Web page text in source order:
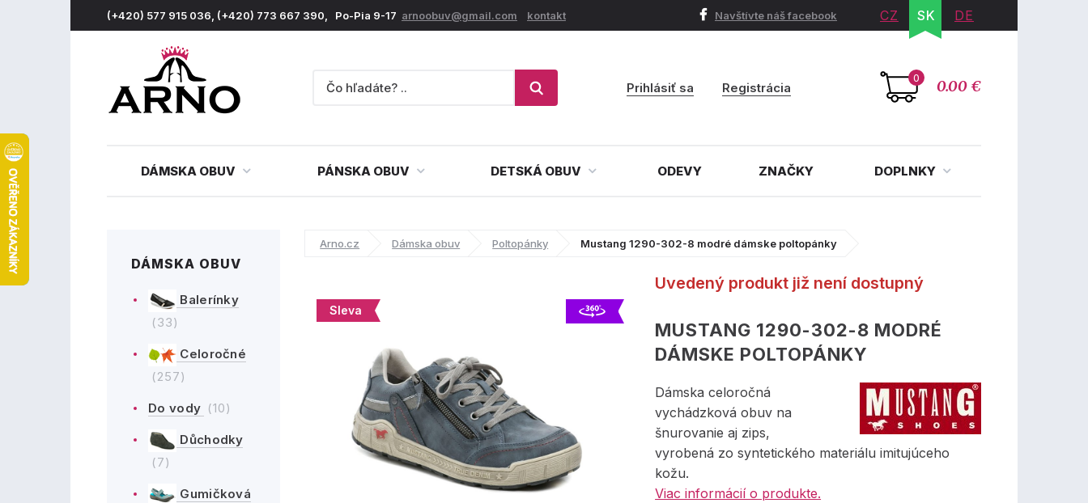
(+420) 577 915 036, (+420) 773 667 390, Po-Pia 9-17 arnoobuv@gmail.com kontakt Navštívte náš facebook CZ SK DE
0 0.00 €
Prihlásiť sa Registrácia
DÁMSKA OBUV PÁNSKA OBUV DETSKÁ OBUV ODEVY ZNAČKY DOPLNKY
DÁMSKA OBUV
Balerínky
(33)
Celoročné
(257)
Do vody (10)
Důchodky
(7)
Gumičková
Arno.cz Dámska obuv Poltopánky Mustang 1290-302-8 modré dámske poltopánky
Sleva
Uvedený produkt již není dostupný
MUSTANG 1290-302-8 MODRÉ
DÁMSKE POLTOPÁNKY
Dámska celoročná
vychádzková obuv na
šnurovanie aj zips,
vyrobená zo syntetického materiálu imitujúceho
kožu.
Viac informácií o produkte.